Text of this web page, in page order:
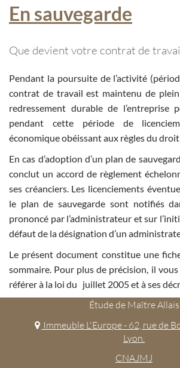
En sauvegarde
Que devient votre contrat de
Pendant la poursuite de l’activité
contrat de travail est maintenu de
redressement durable de l’entreprise
pendant cette période de
économique obéissant aux règles du droit
En cas d’adoption d’un plan de
conclut un accord de règlement
ses créanciers. Les licenciements
le plan de sauvegarde sont notifiés
prononcé par l’administrateur et sur
défaut de la désignation d’un
Le présent document constitue une
sommaire. Pour plus de précision, il
référer à la loi du juillet 2005 et à ses
Étude de Maître Allais
Immeuble L'Europe - 62, rue de
Lyon.
CNAJMJ